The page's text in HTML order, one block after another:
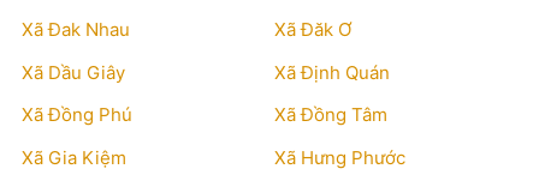
Xã Đak Nhau
Xã Đăk Ơ
Xã Dầu Giây
Xã Định Quán
Xã Đồng Phú
Xã Đồng Tâm
Xã Gia Kiệm
Xã Hưng Phước